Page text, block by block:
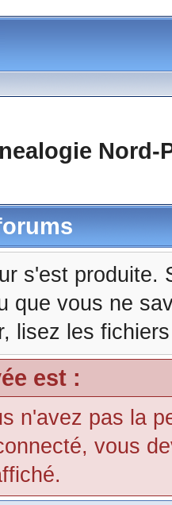
Nord-
s'est produite.
que vous ne
lisez les
est :
n'avez pas la
vous